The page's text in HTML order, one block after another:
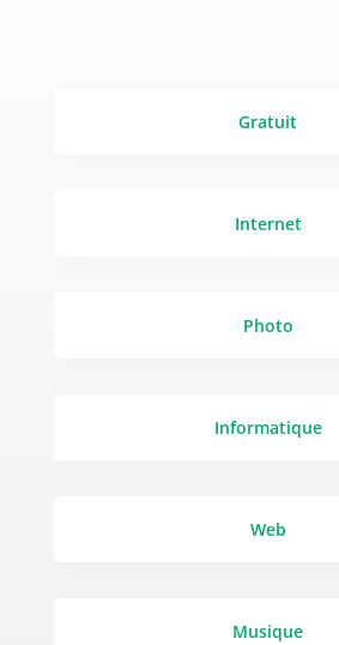
Gratuit
Internet
Photo
Informatique
Web
Musique